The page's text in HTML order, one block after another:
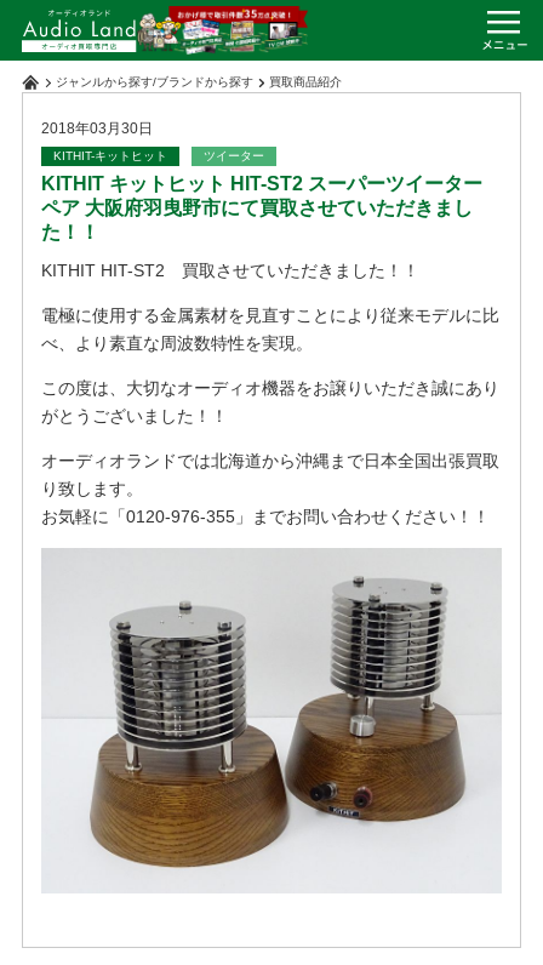
ジャンルから探す/ブランドから探す 買取商品紹介
2018年03月30日
KITHIT-キットヒット ツイーター
KITHIT キットヒット HIT-ST2 スーパーツイーター
ペア 大阪府羽曳野市にて買取させていただきまし
た！！
KITHIT HIT-ST2 買取させていただきました！！
電極に使用する金属素材を見直すことにより従来モデルに比
べ、より素直な周波数特性を実現。
この度は、大切なオーディオ機器をお譲りいただき誠にあり
がとうございました！！
オーディオランドでは北海道から沖縄まで日本全国出張買取
り致します。
お気軽に「0120-976-355」までお問い合わせください！！